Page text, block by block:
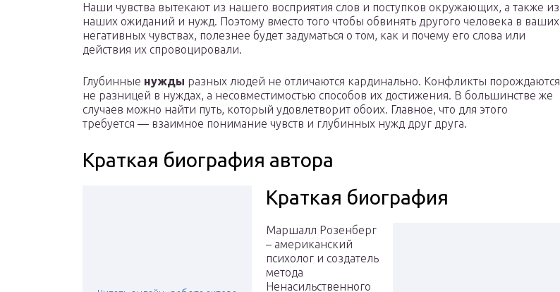
Наши чувства вытекают из нашего восприятия слов и поступков окружающих, а также из
наших ожиданий и нужд. Поэтому вместо того чтобы обвинять другого человека в ваших
негативных чувствах, полезнее будет задуматься о том, как и почему его слова или
действия их спровоцировали.
Глубинные нужды разных людей не отличаются кардинально. Конфликты порождаются
не разницей в нуждах, а несовместимостью способов их достижения. В большинстве же
случаев можно найти путь, который удовлетворит обоих. Главное, что для этого
требуется — взаимное понимание чувств и глубинных нужд друг друга.
Краткая биография автора
Краткая биография
Маршалл Розенберг
– американский
психолог и создатель
метода
Ненасильственного